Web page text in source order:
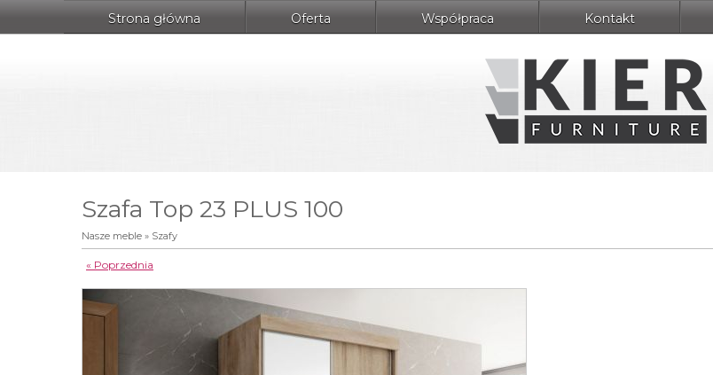
Strona główna Oferta Współpraca Kontakt
Szafa Top 23 PLUS 100
Nasze meble » Szafy
« Poprzednia